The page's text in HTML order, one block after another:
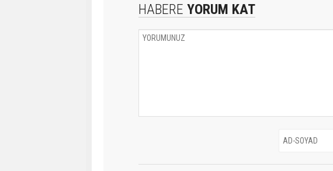
HABERE YORUM KAT